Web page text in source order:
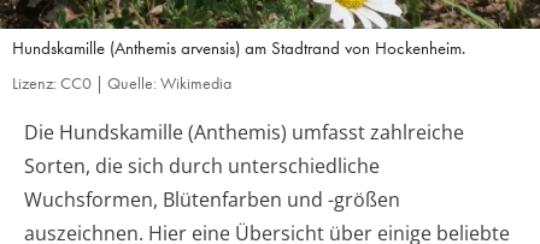
Hundskamille (Anthemis arvensis) am Stadtrand von Hockenheim.
Lizenz: CC0 | Quelle: Wikimedia
Die Hundskamille (Anthemis) umfasst zahlreiche
Sorten, die sich durch unterschiedliche
Wuchsformen, Blütenfarben und -größen
auszeichnen. Hier eine Übersicht über einige beliebte